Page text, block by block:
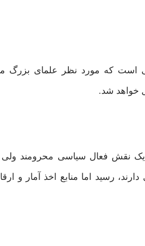
است که مورد نظر علمای بزرگ
خواهد شد.
نقش فعال سیاسی محرومند ولی
رسید اما منابع اخذ آمار و